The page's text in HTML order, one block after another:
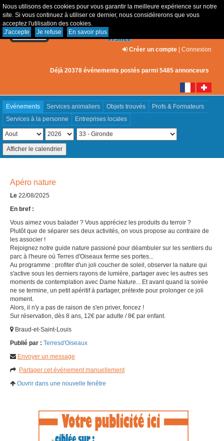
Nous utilisons des cookies pour vous garantir la meilleure expérience sur notre
site. Si vous continuez à utiliser ce dernier, nous considérerons que vous
acceptez l'utilisation des cookies.
J'accepte
Je refuse En savoir plus
Créer un compte | Connexion
Déjà 20378 événements postés parmi 5485 annonceurs
Evénements Services animaliers Objets trouvés
Profs & Formateurs
Services à la personne
Entreprises locales
Apéro nature
Le 22/08/2025
En bref :
Vous aimez vous balader ? Vous appréciez les produits du terroir ?
Plutôt que de séparer ses deux activités, on vous propose au contraire de
les associer !
Rejoignez notre guide nature passioné pour déambuler sur les sentiers du
parc à l'heure où Terres d'Oiseaux ferme ses portes...
Au programme : profiter d'un joli coucher de soleil, observer la nature qui
s'active sous les derniers rayons de lumière, partager avec les autres ses
moments de contemplation avec Dame Nature... Et avant quand la soirée
ne se termine, un petit apéritif à partager, prétexte pour prolonger ce joli
moment.
Alors, il n'y a pas de raison de s'en priver, foncez !
Sur réservation, dès 8 ans, 12€ par adulte / 8€ par enfant.
Braud-et-Saint-Louis
Publié par : Terresd'Oiseaux
Envoyer un message
Partager cet événement manuellement
Ouvrir dans une nouvelle fenêtre